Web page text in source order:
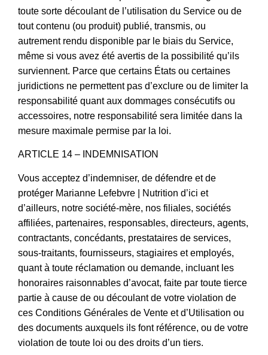
toute sorte découlant de l’utilisation du Service ou de
tout contenu (ou produit) publié, transmis, ou
autrement rendu disponible par le biais du Service,
même si vous avez été avertis de la possibilité qu’ils
surviennent. Parce que certains États ou certaines
juridictions ne permettent pas d’exclure ou de limiter la
responsabilité quant aux dommages consécutifs ou
accessoires, notre responsabilité sera limitée dans la
mesure maximale permise par la loi.
ARTICLE 14 – INDEMNISATION
Vous acceptez d’indemniser, de défendre et de
protéger Marianne Lefebvre | Nutrition d’ici et
d’ailleurs, notre société-mère, nos filiales, sociétés
affiliées, partenaires, responsables, directeurs, agents,
contractants, concédants, prestataires de services,
sous-traitants, fournisseurs, stagiaires et employés,
quant à toute réclamation ou demande, incluant les
honoraires raisonnables d’avocat, faite par toute tierce
partie à cause de ou découlant de votre violation de
ces Conditions Générales de Vente et d’Utilisation ou
des documents auxquels ils font référence, ou de votre
violation de toute loi ou des droits d’un tiers.